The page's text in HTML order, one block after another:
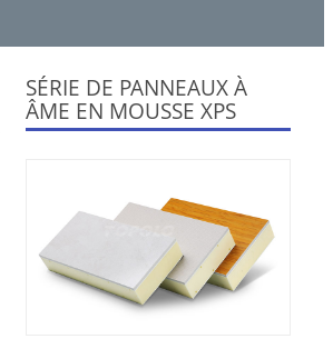
SÉRIE DE PANNEAUX À
ÂME EN MOUSSE XPS